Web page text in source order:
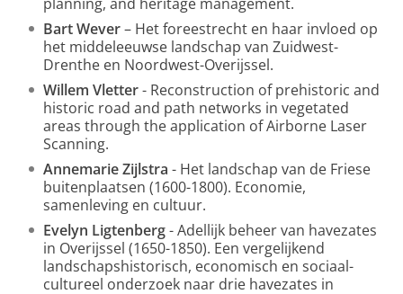
Bart Wever– Het foreestrecht en haar invloed op
het middeleeuwse landschap van Zuidwest-
Drenthe en Noordwest-Overijssel.
Willem Vletter- Reconstruction of prehistoric and
historic road and path networks in vegetated
areas through the application of Airborne Laser
Scanning.
Annemarie Zijlstra - Het landschap van de Friese
buitenplaatsen (1600-1800). Economie,
samenleving en cultuur.
Evelyn Ligtenberg- Adellijk beheer van havezates
in Overijssel (1650-1850). Een vergelijkend
landschapshistorisch, economisch en sociaal-
cultureel onderzoek naar drie havezates in